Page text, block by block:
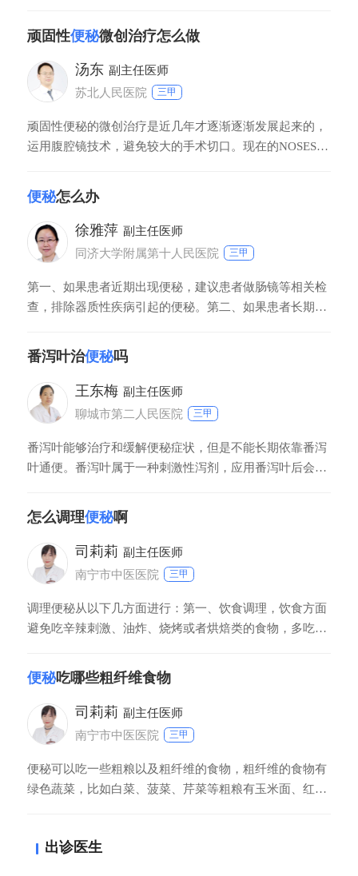
黄、番泻叶等，泡水喝具有较好的通便效果。便秘的患者
原则上不主张吃药，主要是因为长时间使用药物会有耐药
性，主张通过食物调理、生活方式调理来排便。
顽固性便秘微创治疗怎么做
汤东 副主任医师
苏北人民医院
三甲
顽固性便秘的微创治疗是近几年才逐渐逐渐发展起来的，
运用腹腔镜技术，避免较大的手术切口。现在的NOSES技
将切除的部分肠管从直肠肛门取出。腹部没有辅助的手术
切口，仅有几个腔镜的小戳卡孔。这种手术方式对患者的
美容效果很明显，对患者症状的治疗也非常显著。因此，
对于顽固性便秘患者没有任何保守治疗方
便秘怎么办
徐雅萍 副主任医师
同济大学附属第十人民医院
三甲
第一、如果患者近期出现便秘，建议患者做肠镜等相关检
查，排除器质性疾病引起的便秘。第二、如果患者长期便
上多摄入高纤维蔬菜类食物，刺激肠道蠕动，另外要养成
良好排便习惯，晨起时养成良好排便反射。第三、患者要
多运动，促进肠道蠕动。如果通过生活习惯改变，仍然不
能改善便秘问题，需要通过药物缓解便秘，医
番泻叶治便秘吗
王东梅 副主任医师
聊城市第二人民医院
三甲
番泻叶能够治疗和缓解便秘症状，但是不能长期依靠番泻
叶通便。番泻叶属于一种刺激性泻剂，应用番泻叶后会刺
引起肠壁神经感受细胞的应激性降低，导致停药后反而会
加重便秘症状。而且番泻叶中含有蒽醌类物质，长期应用
可以引起结肠黑变病。
怎么调理便秘啊
司莉莉 副主任医师
南宁市中医医院
三甲
调理便秘从以下几方面进行：第一、饮食调理，饮食方面
避免吃辛辣刺激、油炸、烧烤或者烘焙类的食物，多吃新
便。第二、适量的体育运动，运动可以促进胃肠蠕动，促
进排便。第三、避免过度熬夜、劳累，熬夜可以耗伤津
液，导致便秘的出现。
便秘吃哪些粗纤维食物
司莉莉 副主任医师
南宁市中医医院
三甲
便秘可以吃一些粗粮以及粗纤维的食物，粗纤维的食物有
绿色蔬菜，比如白菜、菠菜、芹菜等粗粮有玉米面、红豆
水果包括苹果、香蕉、火龙果、梨等，也可以起到通便的
出诊医生